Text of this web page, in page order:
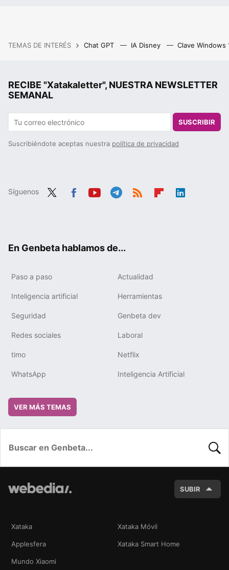
TEMAS DE INTERÉS Chat GPT IA Disney Clave Windows
RECIBE "Xatakaletter", NUESTRA NEWSLETTER
SEMANAL
SUSCRIBIR
Suscribiéndote aceptas nuestra política de privacidad
Síguenos
En Genbeta hablamos de...
Paso a paso Actualidad
Inteligencia artificial Herramientas
Seguridad Genbeta dev
Redes sociales Laboral
timo Netflix
WhatsApp Inteligencia Artificial
VER MÁS TEMAS
SUBIR
Xataka Xataka Móvil
Applesfera Xataka Smart Home
Mundo Xiaomi